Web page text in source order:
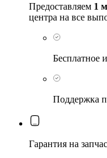
Предоставляем 1
центра на все
Бесплатное
Поддержка
Гарантия на